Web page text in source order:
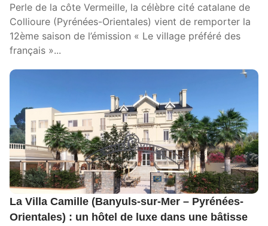
Perle de la côte Vermeille, la célèbre cité catalane de
Collioure (Pyrénées-Orientales) vient de remporter la
12ème saison de l’émission « Le village préféré des
français »...
La Villa Camille (Banyuls-sur-Mer – Pyrénées-
Orientales) : un hôtel de luxe dans une bâtisse